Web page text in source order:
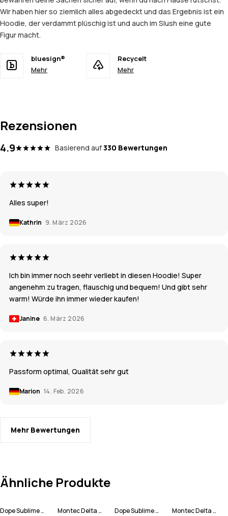
Wir haben hier so ziemlich alles abgedeckt und das Ergebnis ist ein
Hoodie, der verdammt plüschig ist und auch im Slush eine gute
Figur macht.
bluesign®
Mehr
Recycelt
Mehr
Rezensionen
4.9 Basierend auf330 Bewertungen
Alles super!
Kathrin 9. März 2026
Ich bin immer noch seehr verliebt in diesen Hoodie! Super
angenehm zu tragen, flauschig und bequem! Und gibt sehr
warm! Würde ihn immer wieder kaufen!
Janine 6. März 2026
Passform optimal, Qualität sehr gut
Marion 14. Feb. 2026
Mehr Bewertungen
Ähnliche Produkte
Dope Sublime W Fleece Hoodie Damen
Montec Delta W Fleece Hoodie Damen
Dope Sublime W Fleece Hoodie Damen
Montec Delta W Fleece Hoodie Damen